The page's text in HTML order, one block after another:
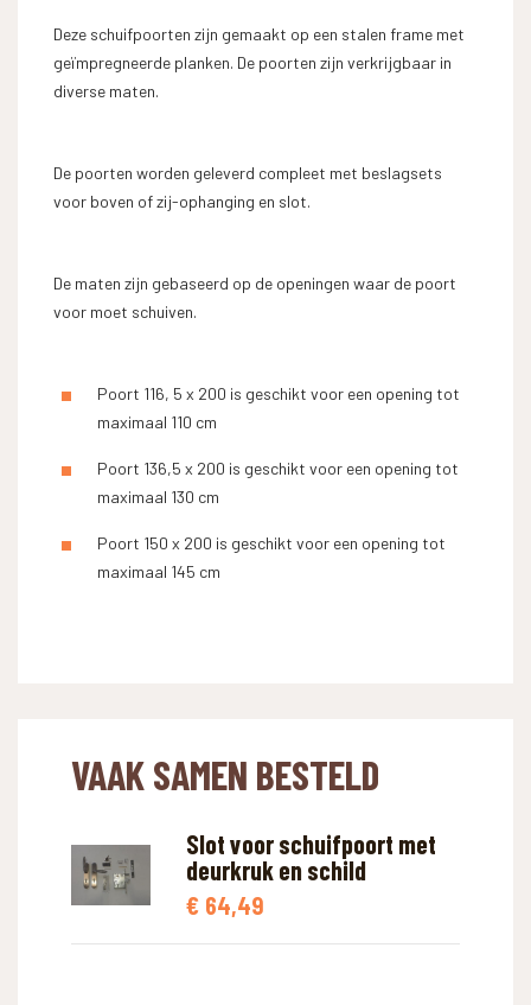
Deze schuifpoorten zijn gemaakt op een stalen frame met
geïmpregneerde planken. De poorten zijn verkrijgbaar in
diverse maten.
De poorten worden geleverd compleet met beslagsets
voor boven of zij-ophanging en slot.
De maten zijn gebaseerd op de openingen waar de poort
voor moet schuiven.
Poort 116, 5 x 200 is geschikt voor een opening tot
maximaal 110 cm
Poort 136,5 x 200 is geschikt voor een opening tot
maximaal 130 cm
Poort 150 x 200 is geschikt voor een opening tot
maximaal 145 cm
VAAK SAMEN BESTELD
Slot voor schuifpoort met
deurkruk en schild
€ 64,49